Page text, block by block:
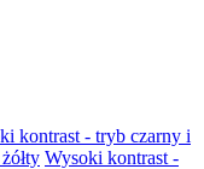
kontrast - tryb czarny i
Wysoki kontrast -